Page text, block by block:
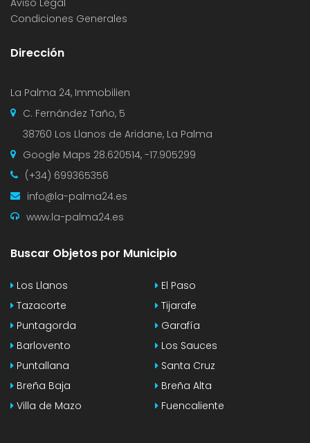
Aviso Legal
Condiciones Generales
Dirección
La Palma 24, Immobilien
C. Fernández Taño, 5
38760 Los Llanos de Aridane, La Palma
Google Maps 28.620514, -17.905299
(+34) 699365356
info@la-palma24.es
www.la-palma24.es
Buscar Objetos por Municipio
Los Llanos
El Paso
Tazacorte
Tijarafe
Puntagorda
Garafía
Barlovento
Los Sauces
Puntallana
Santa Cruz
Breña Baja
Breña Alta
Villa de Mazo
Fuencaliente